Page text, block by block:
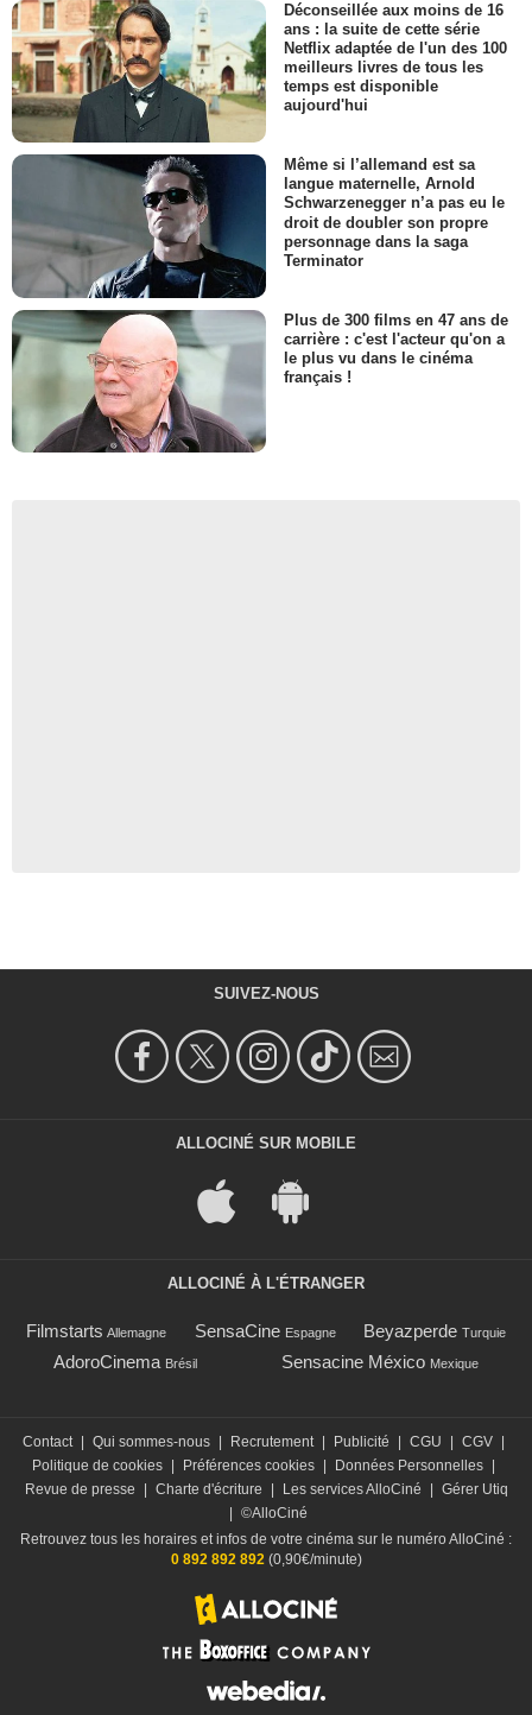
Déconseillée aux moins de 16
ans : la suite de cette série
Netflix adaptée de l'un des 100
meilleurs livres de tous les
temps est disponible
aujourd'hui
Même si l’allemand est sa
langue maternelle, Arnold
Schwarzenegger n’a pas eu le
droit de doubler son propre
personnage dans la saga
Terminator
Plus de 300 films en 47 ans de
carrière : c'est l'acteur qu'on a
le plus vu dans le cinéma
français !
SUIVEZ-NOUS
ALLOCINÉ SUR MOBILE
ALLOCINÉ À L'ÉTRANGER
Filmstarts Allemagne SensaCine Espagne Beyazperde Turquie
AdoroCinema Brésil Sensacine México Mexique
Contact Qui sommes-nous Recrutement Publicité CGU CGV
Politique de cookies
Préférences cookies Données Personnelles
Revue de presse
Charte d'écriture Les services AlloCiné
Gérer Utiq
©AlloCiné
Retrouvez tous les horaires et infos de votre cinéma sur le numéro AlloCiné :
0 892 892 892(0,90€/minute)